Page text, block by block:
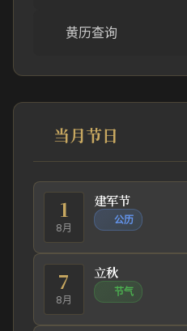
黄历查询
当月节日
1
8月
建军节
公历
7
8月
立秋
节气